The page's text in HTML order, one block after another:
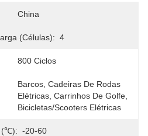
China
(células): 4
800 Ciclos
Barcos, Cadeiras De Rodas
Elétricas, Carrinhos De Golfe,
Bicicletas/scooters Elétricas
(℃): -20-60